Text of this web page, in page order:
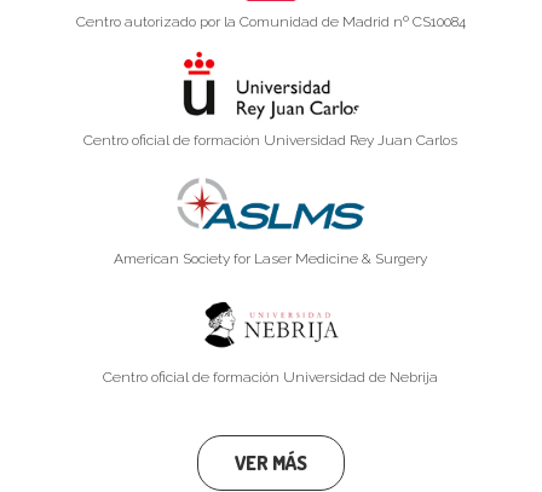
Centro autorizado por la Comunidad de Madrid nº CS10084
Centro oficial de formación Universidad Rey Juan Carlos
American Society for Laser Medicine & Surgery
Centro oficial de formación Universidad de Nebrija
VER MÁS